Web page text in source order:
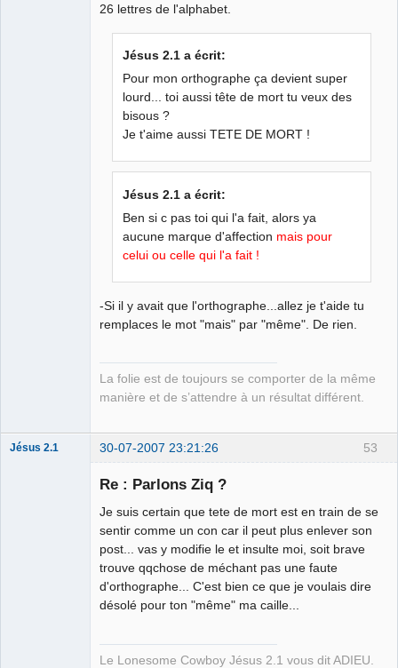
26 lettres de l'alphabet.
Jésus 2.1 a écrit:
Pour mon orthographe ça devient super
lourd... toi aussi tête de mort tu veux des
bisous ?
Je t'aime aussi TETE DE MORT !
Jésus 2.1 a écrit:
Ben si c pas toi qui l'a fait, alors ya
aucune marque d'affection mais pour
celui ou celle qui l'a fait !
-Si il y avait que l'orthographe...allez je t'aide tu
remplaces le mot "mais" par "même". De rien.
La folie est de toujours se comporter de la même
manière et de s’attendre à un résultat différent.
53
Jésus 2.1 30-07-2007 23:21:26
Re : Parlons Ziq ?
Je suis certain que tete de mort est en train de se
sentir comme un con car il peut plus enlever son
post... vas y modifie le et insulte moi, soit brave
trouve qqchose de méchant pas une faute
d'orthographe... C'est bien ce que je voulais dire
désolé pour ton "même" ma caille...
Le Lonesome Cowboy Jésus 2.1 vous dit ADIEU.